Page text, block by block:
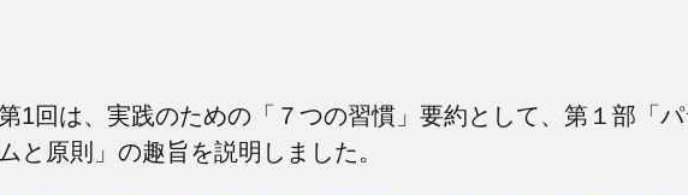
1回は、実践のための「７つの習慣」要約として、第１部「パ
ムと原則」の趣旨を説明しました。